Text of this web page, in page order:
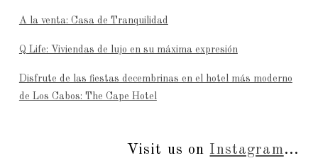
A la venta: Casa de Tranquilidad
Q Life: Viviendas de lujo en su máxima expresión
Disfrute de las fiestas decembrinas en el hotel más moderno
de Los Cabos: The Cape Hotel
Visit us on Instagram...